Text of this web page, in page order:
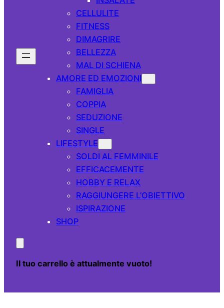
CELLULITE
FITNESS
DIMAGRIRE
BELLEZZA
MAL DI SCHIENA
AMORE ED EMOZIONI
FAMIGLIA
COPPIA
SEDUZIONE
SINGLE
LIFESTYLE
SOLDI AL FEMMINILE
EFFICACEMENTE
HOBBY E RELAX
RAGGIUNGERE L’OBIETTIVO
ISPIRAZIONE
SHOP
Il tuo carrello è attualmente vuoto!